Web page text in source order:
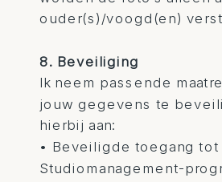
ouder(s)/voogd(en)
8. Beveiliging
Ik neem passende
jouw gegevens te
hierbij aan:
• Beveiligde toegang tot
Studiomanagement-